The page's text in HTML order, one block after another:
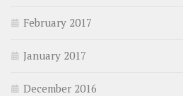
February 2017
January 2017
December 2016